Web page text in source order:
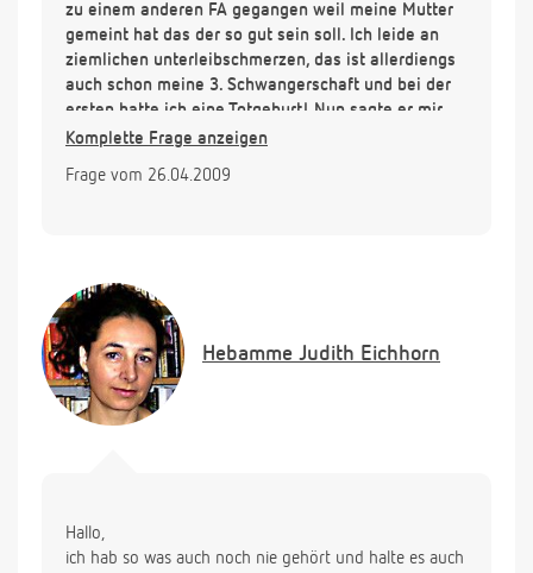
zu einem anderen FA gegangen weil meine Mutter
gemeint hat das der so gut sein soll. Ich leide an
ziemlichen unterleibschmerzen, das ist allerdiengs
auch schon meine 3. Schwangerschaft und bei der
ersten hatte ich eine Totgeburt! Nun sagte er mir
das die seitlichen schmerzen normal wären und die
normal. :°( Aber ich habe auch in der mitte
Wobei ich glaube das ich bis jetzt in jeder SS
Bauchschmerzen in der mitte des Unterleibs gehabt
zu haben. Jetzt mache ich mir natürlich große
Sorgen. Werde echt wahnsinnig. :°(
Komplette Frage anzeigen
Frage vom 26.04.2009
Hebamme Judith Eichhorn
Hallo,
ich hab so was auch noch nie gehört und halte es auch